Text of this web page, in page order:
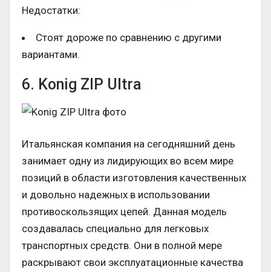
Недостатки:
Стоят дороже по сравнению с другими
вариантами.
6. Konig ZIP Ultra
Итальянская компания на сегодняшний день
занимает одну из лидирующих во всем мире
позиций в области изготовления качественных
и довольно надежных в использовании
противоскользящих цепей. Данная модель
создавалась специально для легковых
транспортных средств. Они в полной мере
раскрывают свои эксплуатационные качества